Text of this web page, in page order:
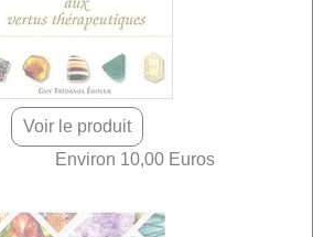
Voir le produit
Environ 10,00 Euros